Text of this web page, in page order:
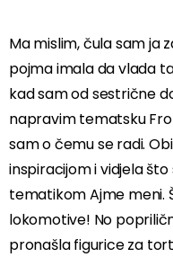
Ma mislim, čula sam ja
pojma imala da vlada
kad sam od sestrične
napravim tematsku
sam o čemu se radi.
inspiracijom i vidjela
tematikom Ajme meni.
lokomotive! No
pronašla figurice za